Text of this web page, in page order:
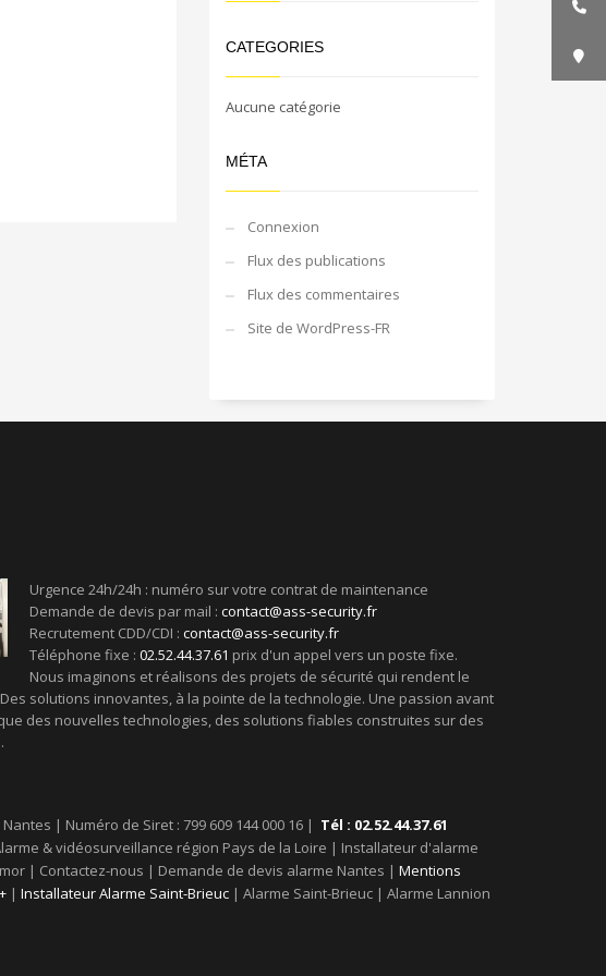
CATEGORIES
Aucune catégorie
MÉTA
Connexion
Flux des publications
Flux des commentaires
Site de WordPress-FR
Urgence 24h/24h : numéro sur votre contrat de maintenance
Demande de devis par mail : contact@ass-security.fr
Recrutement CDD/CDI : contact@ass-security.fr
Téléphone fixe : 02.52.44.37.61 prix d'un appel vers un poste fixe.
Nous imaginons et réalisons des projets de sécurité qui rendent le
solutions innovantes, à la pointe de la technologie. Une passion avant
des nouvelles technologies, des solutions fiables construites sur des
| Numéro de Siret : 799 609 144 000 16 | Tél : 02.52.44.37.61
& vidéosurveillance région Pays de la Loire | Installateur d'alarme
| Contactez-nous | Demande de devis alarme Nantes | Mentions
| Installateur Alarme Saint-Brieuc | Alarme Saint-Brieuc | Alarme Lannion